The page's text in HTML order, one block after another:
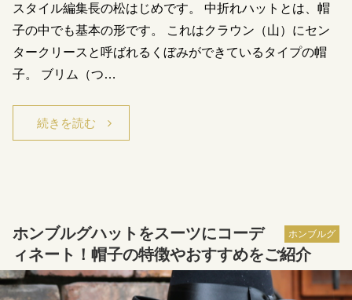
スタイル編集長の松はじめです。 中折れハットとは、帽
子の中でも基本の形です。 これはクラウン（山）にセン
タークリースと呼ばれるくぼみができているタイプの帽
子。 ブリム（つ…
続きを読む
ホンブルグ
ホンブルグハットをスーツにコーデ
ィネート！帽子の特徴やおすすめをご紹介